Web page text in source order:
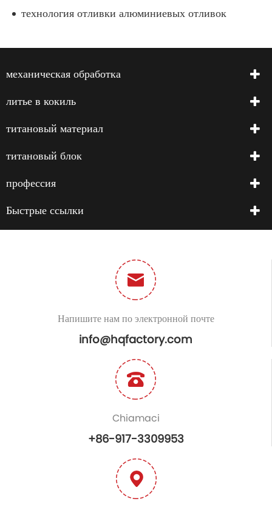
технология отливки алюминиевых отливок
механическая обработка
литье в кокиль
титановый материал
титановый блок
профессия
Быстрые ссылки
Напишите нам по электронной почте
info@hqfactory.com
Chiamaci
+86-917-3309953